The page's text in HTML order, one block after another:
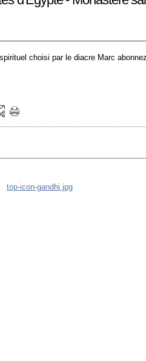
choisi par le diacre Marc